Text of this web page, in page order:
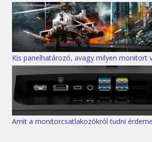
Kis panelhatározó, avagy milyen monitort
Amit a monitorcsatlakozókról tudni